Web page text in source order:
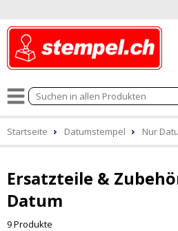
Startseite Datumstempel Nur
Ersatzteile &
Datum
9 Produkte